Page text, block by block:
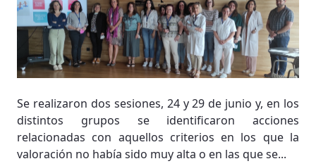
Se realizaron dos sesiones, 24 y 29 de junio y, en los
distintos grupos se identificaron acciones
relacionadas con aquellos criterios en los que la
valoración no había sido muy alta o en las que se...